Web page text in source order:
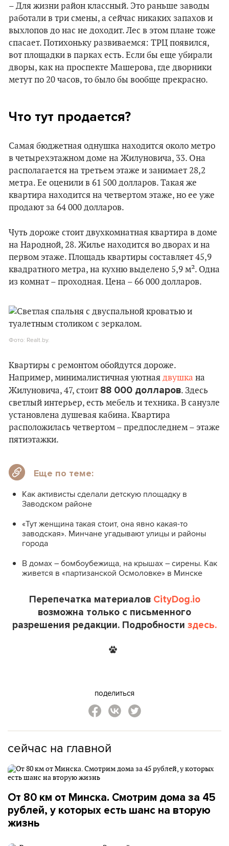
– Для жизни район классный. Это раньше заводы
работали в три смены, а сейчас никаких запахов и
выхлопов до нас не доходит. Лес в этом плане тоже
спасает. Потихоньку развиваемся: ТРЦ появился,
вот площадки в парках есть. Если бы еще убирали
дворы, как на проспекте Машерова, где дворники
метут по 20 часов, то было бы вообще прекрасно.
Что тут продается?
Самая бюджетная однушка находится около метро
в четырехэтажном доме на Жилуновича, 33. Она
располагается на третьем этаже и занимает 28,2
метра. Ее оценили в 61 500 долларов. Такая же
квартира находится на четвертом этаже, но ее уже
продают за 64 000 долларов.
Чуть дороже стоит двухкомнатная квартира в доме
на Народной, 28. Жилье находится во дворах и на
первом этаже. Площадь квартиры составляет 45,9
квадратного метра, на кухню выделено 5,9 м². Одна
из комнат – проходная. Цена – 66 000 долларов.
Фото: Realt.by.
Квартиры с ремонтом обойдутся дороже.
Например, минималистичная уютная двушка на
Жилуновича, 47, стоит 88 000 долларов. Здесь
светлый интерьер, есть мебель и техника. В санузле
установлена душевая кабина. Квартира
расположилась четвертом – предпоследнем – этаже
пятиэтажки.
Еще по теме:
Как активисты сделали детскую площадку в
Заводском районе
«Тут женщина такая стоит, она явно какая-то
заводская». Минчане угадывают улицы и районы
города
В домах – бомбоубежища, на крышах – сирены. Как
живется в «партизанской Осмоловке» в Минске
Перепечатка материалов CityDog.io
возможна только с письменного
разрешения редакции. Подробности здесь.
поделиться
сейчас на главной
От 80 км от Минска. Смотрим дома за 45
рублей, у которых есть шанс на вторую
жизнь